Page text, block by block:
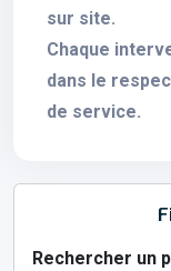
sur site.
Chaque
dans le
de service.
Rechercher un